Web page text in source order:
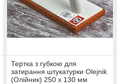
Тертка з губкою для
затирання штукатурки Olejnik
(Олійник) 250 х 130 мм